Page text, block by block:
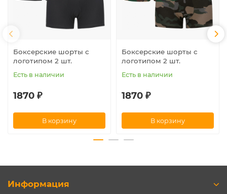
Боксерские шорты с
логотипом 2 шт.
Есть в наличии
1870 ₽
В корзину
Боксерские шорты с
логотипом 2 шт.
Есть в наличии
1870 ₽
В корзину
Информация